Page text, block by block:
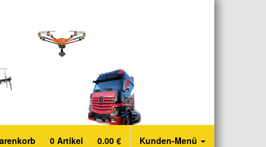
0 Artikel 0.00 € Kunden-Menü